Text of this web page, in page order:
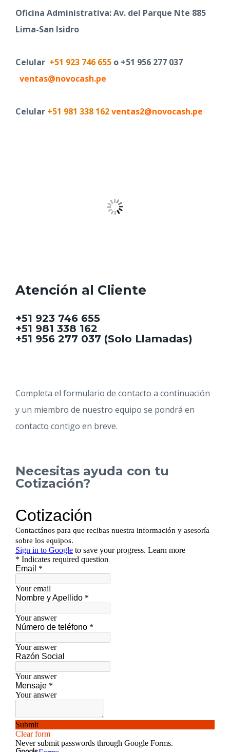
Oficina Administrativa: Av. del Parque Nte 885
Lima-San Isidro
Celular +51 923 746 655 o +51 956 277 037
ventas@novocash.pe
Celular +51 981 338 162ventas2@novocash.pe
Atención al Cliente
+51 923 746 655
+51 981 338 162
+51 956 277 037 (Solo Llamadas)
Completa el formulario de contacto a continuación
y un miembro de nuestro equipo se pondrá en
contacto contigo en breve.
Necesitas ayuda con tu
Cotización?